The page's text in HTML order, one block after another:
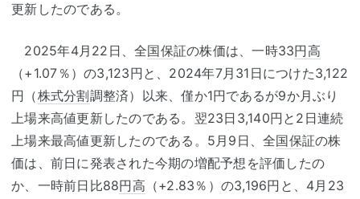
更新したのである。
2025年4月22日、全国保証の株価は、一時33円高
（+1.07％）の3,123円と、2024年7月31日につけた3,122
円（株式分割調整済）以来、僅か1円であるが9か月ぶり
上場来高値更新したのである。翌23日3,140円と2日連続
上場来最高値更新したのである。5月9日、全国保証の株
価は、前日に発表された今期の増配予想を評価したの
か、一時前日比88円高 （+2.83％）の3,196円と、4月23